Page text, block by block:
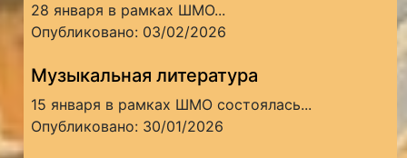
28 января в рамках ШМО...
Опубликовано: 03/02/2026
Музыкальная литература
15 января в рамках ШМО состоялась...
Опубликовано: 30/01/2026